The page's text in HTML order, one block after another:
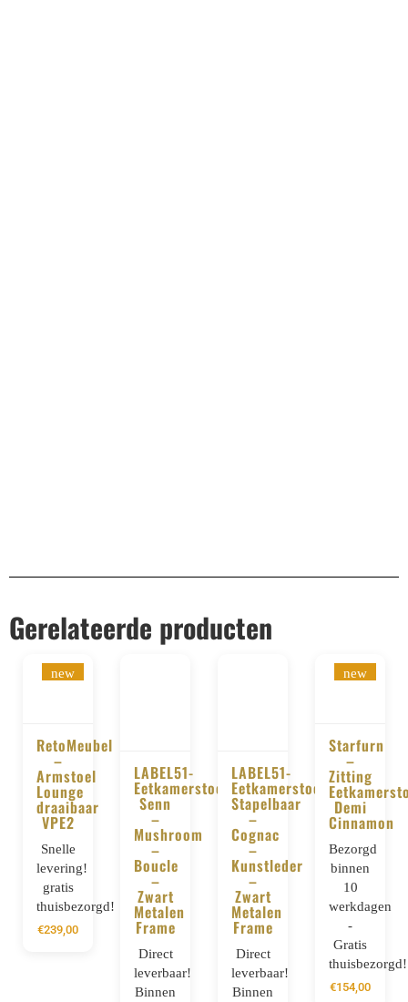
Gerelateerde producten
BESTELLEN
new
RetoMeubel
–
Armstoel
Lounge
draaibaar
VPE2
Snelle
levering!
gratis
thuisbezorgd!
€239,00
BESTELLEN
LABEL51-
Eetkamerstoel
Senn
–
Mushroom
–
Boucle
–
Zwart
Metalen
Frame
Direct
leverbaar!
Binnen
BESTELLEN
LABEL51-
Eetkamerstoel
Stapelbaar
–
Cognac
–
Kunstleder
–
Zwart
Metalen
Frame
Direct
leverbaar!
Binnen
BESTELLEN
new
Starfurn
–
Zitting
Demi
Cinnamon
Bezorgd
binnen
10
werkdagen
-
Gratis
thuisbezorgd!
€154,00